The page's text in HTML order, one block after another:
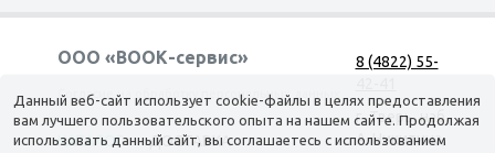
ООО «ВООК-сервис»
Согласие на обработку персональных данных
КАТАЛОГ ДОСТАВКА
8 (4822) 55-
г. Тверь, наб.
А. Никитина,
Данный веб-сайт использует cookie-файлы в целях предоставления
вам лучшего пользовательского опыта на нашем сайте. Продолжая
использовать данный сайт, вы соглашаетесь с использованием